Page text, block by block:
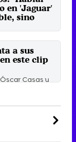
en 'Jaguar'
sino
'Jaguar', ...
a sus
este clip
Casas y